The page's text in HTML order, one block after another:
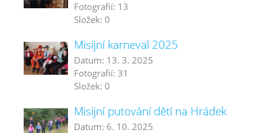
Fotografií: 13
Složek: 0
Misijní karneval 2025
Datum: 13. 3. 2025
Fotografií: 31
Složek: 0
Misijní putování dětí na Hrádek
Datum: 6. 10. 2025